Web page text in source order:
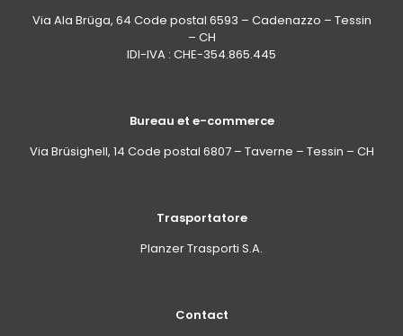
Via Ala Brüga, 64 Code postal 6593 – Cadenazzo – Tessin
– CH
IDI-IVA : CHE-354.865.445
Bureau et e-commerce
Via Brüsighell, 14 Code postal 6807 – Taverne – Tessin – CH
Trasportatore
Planzer Trasporti S.A.
Contact